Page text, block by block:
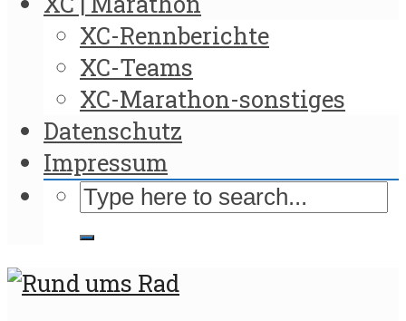
XC-Rennberichte
XC-Teams
XC-Marathon-sonstiges
Datenschutz
Impressum